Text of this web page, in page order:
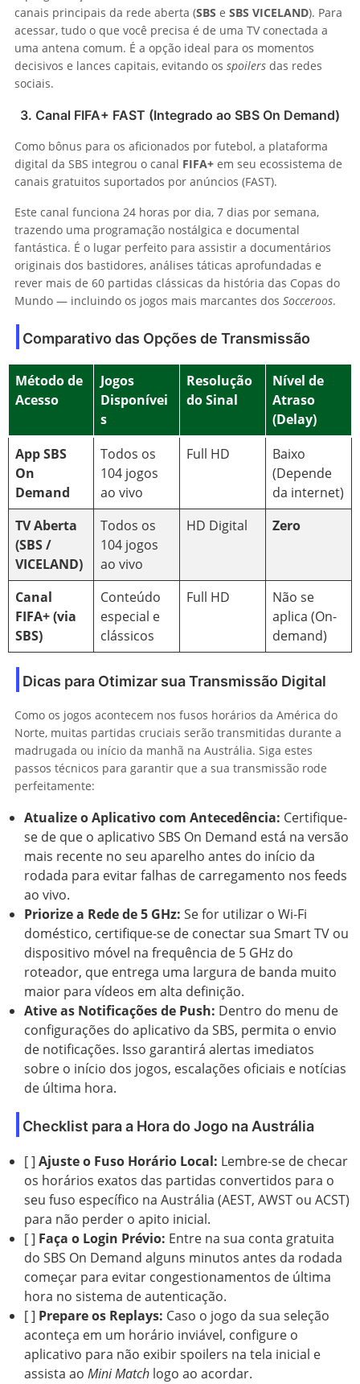
canais principais da rede aberta (SBS e SBS VICELAND). Para
acessar, tudo o que você precisa é de uma TV conectada a
uma antena comum. É a opção ideal para os momentos
decisivos e lances capitais, evitando os spoilers das redes
sociais.
3. Canal FIFA+ FAST (Integrado ao SBS On Demand)
Como bônus para os aficionados por futebol, a plataforma
digital da SBS integrou o canal FIFA+ em seu ecossistema de
canais gratuitos suportados por anúncios (FAST).
Este canal funciona 24 horas por dia, 7 dias por semana,
trazendo uma programação nostálgica e documental
fantástica. É o lugar perfeito para assistir a documentários
originais dos bastidores, análises táticas aprofundadas e
rever mais de 60 partidas clássicas da história das Copas do
Mundo — incluindo os jogos mais marcantes dos Socceroos.
Comparativo das Opções de Transmissão
Método de
Acesso
Jogos
Disponívei
s
Resolução
do Sinal
Nível de
Atraso
(Delay)
App SBS
On
Demand
Todos os
104 jogos
ao vivo
Full HD
Baixo
(Depende
da internet)
TV Aberta
(SBS /
VICELAND)
Todos os
104 jogos
ao vivo
HD Digital Zero
Canal
FIFA+ (via
SBS)
Conteúdo
especial e
clássicos
Full HD
Não se
aplica (On-
demand)
Dicas para Otimizar sua Transmissão Digital
Como os jogos acontecem nos fusos horários da América do
Norte, muitas partidas cruciais serão transmitidas durante a
madrugada ou início da manhã na Austrália. Siga estes
passos técnicos para garantir que a sua transmissão rode
perfeitamente:
Atualize o Aplicativo com Antecedência: Certifique-
se de que o aplicativo SBS On Demand está na versão
mais recente no seu aparelho antes do início da
rodada para evitar falhas de carregamento nos feeds
ao vivo.
Priorize a Rede de 5 GHz: Se for utilizar o Wi-Fi
doméstico, certifique-se de conectar sua Smart TV ou
dispositivo móvel na frequência de 5 GHz do
roteador, que entrega uma largura de banda muito
maior para vídeos em alta definição.
Ative as Notificações de Push: Dentro do menu de
configurações do aplicativo da SBS, permita o envio
de notificações. Isso garantirá alertas imediatos
sobre o início dos jogos, escalações oficiais e notícias
de última hora.
Checklist para a Hora do Jogo na Austrália
[ ] Ajuste o Fuso Horário Local: Lembre-se de checar
os horários exatos das partidas convertidos para o
seu fuso específico na Austrália (AEST, AWST ou ACST)
para não perder o apito inicial.
[ ] Faça o Login Prévio: Entre na sua conta gratuita
do SBS On Demand alguns minutos antes da rodada
começar para evitar congestionamentos de última
hora no sistema de autenticação.
[ ] Prepare os Replays: Caso o jogo da sua seleção
aconteça em um horário inviável, configure o
aplicativo para não exibir spoilers na tela inicial e
assista ao Mini Match logo ao acordar.